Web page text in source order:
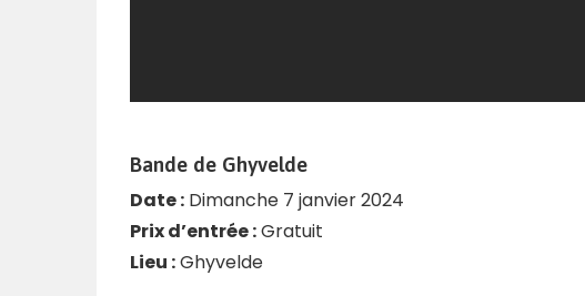
Bande de Ghyvelde
Date : Dimanche 7 janvier 2024
Prix d’entrée :Gratuit
Lieu :Ghyvelde